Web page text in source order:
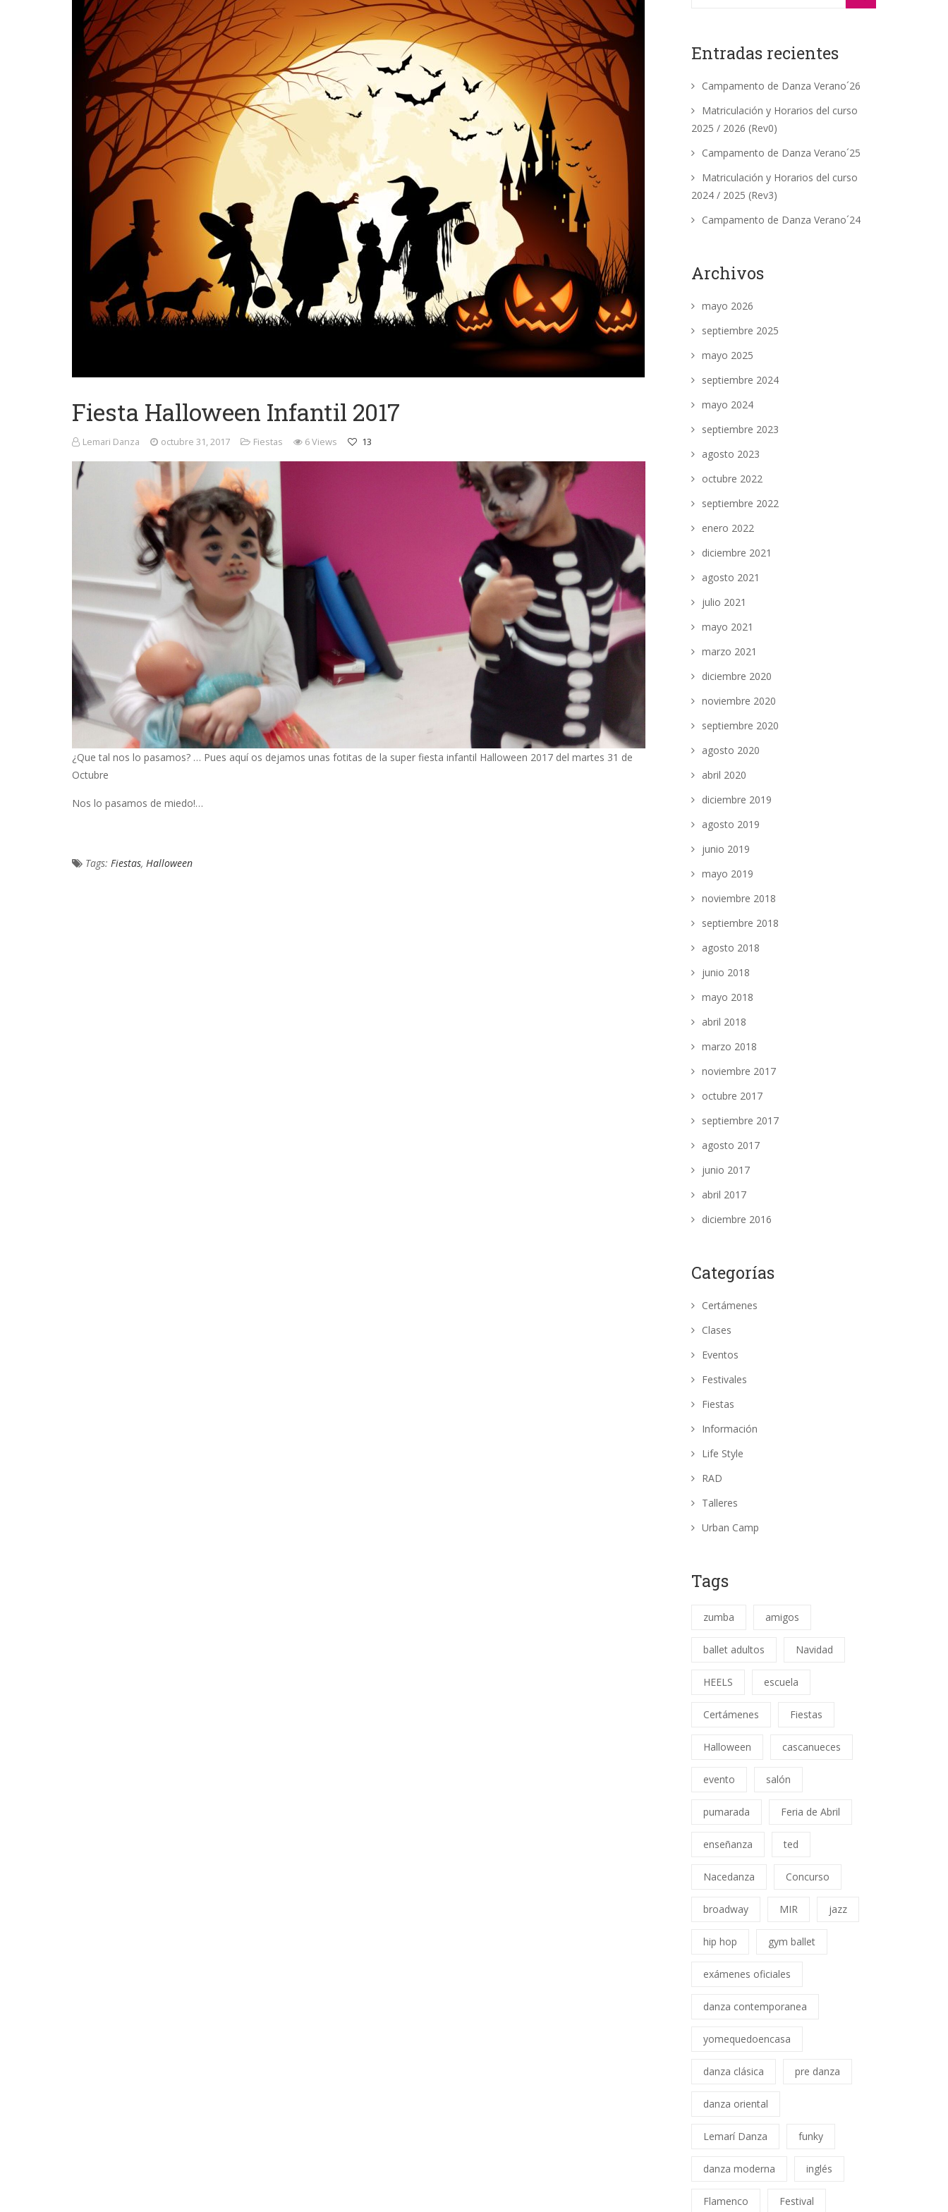
Fiesta Halloween Infantil 2017
Lemari Danza octubre 31, 2017 Fiestas 6 Views 13
¿Que tal nos lo pasamos? … Pues aquí os dejamos unas fotitas de la super fiesta infantil Halloween 2017 del martes 31 de
Octubre
Nos lo pasamos de miedo!…
Tags: Fiestas, Halloween
Entradas recientes
Campamento de Danza Verano´26
Matriculación y Horarios del curso
2025 / 2026 (Rev0)
Campamento de Danza Verano´25
Matriculación y Horarios del curso
2024 / 2025 (Rev3)
Campamento de Danza Verano´24
Archivos
mayo 2026
septiembre 2025
mayo 2025
septiembre 2024
mayo 2024
septiembre 2023
agosto 2023
octubre 2022
septiembre 2022
enero 2022
diciembre 2021
agosto 2021
julio 2021
mayo 2021
marzo 2021
diciembre 2020
noviembre 2020
septiembre 2020
agosto 2020
abril 2020
diciembre 2019
agosto 2019
junio 2019
mayo 2019
noviembre 2018
septiembre 2018
agosto 2018
junio 2018
mayo 2018
abril 2018
marzo 2018
noviembre 2017
octubre 2017
septiembre 2017
agosto 2017
junio 2017
abril 2017
diciembre 2016
Categorías
Certámenes
Clases
Eventos
Festivales
Fiestas
Información
Life Style
RAD
Talleres
Urban Camp
Tags
zumba amigos
ballet adultos Navidad
HEELS escuela
Certámenes Fiestas
Halloween cascanueces
evento salón
pumarada Feria de Abril
enseñanza ted
Nacedanza Concurso
broadway MIR jazz
hip hop gym ballet
exámenes oficiales
danza contemporanea
yomequedoencasa
danza clásica pre danza
danza oriental
Lemarí Danza funky
danza moderna inglés
Flamenco Festival